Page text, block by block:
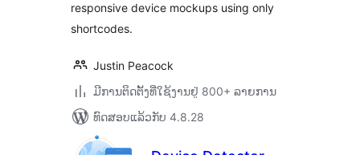
responsive device mockups using only
shortcodes.
Justin Peacock
ມີການຕິດຕັ້ງທີ່ໃຊ້ງານຢູ່ 800+ ລາຍການ
ທົດສອບແລ້ວກັບ 4.8.28